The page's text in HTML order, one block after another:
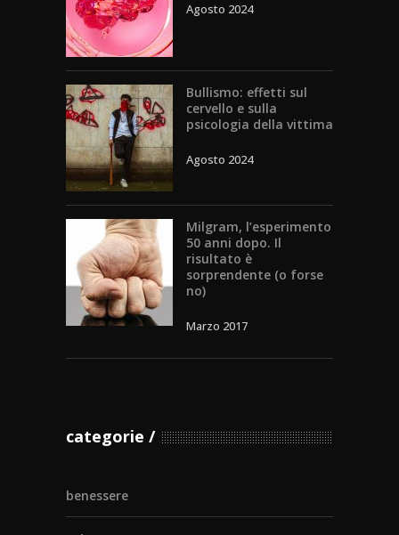
Agosto 2024
Bullismo: effetti sul
cervello e sulla
psicologia della vittima
Agosto 2024
Milgram, l’esperimento
50 anni dopo. Il
risultato è
sorprendente (o forse
no)
Marzo 2017
categorie
benessere